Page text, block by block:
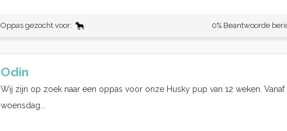
Oppas gezocht voor: 0% Beantwoorde
Odin
Wij zijn op zoek naar een oppas voor onze Husky pup van 12 weken.
woensdag...